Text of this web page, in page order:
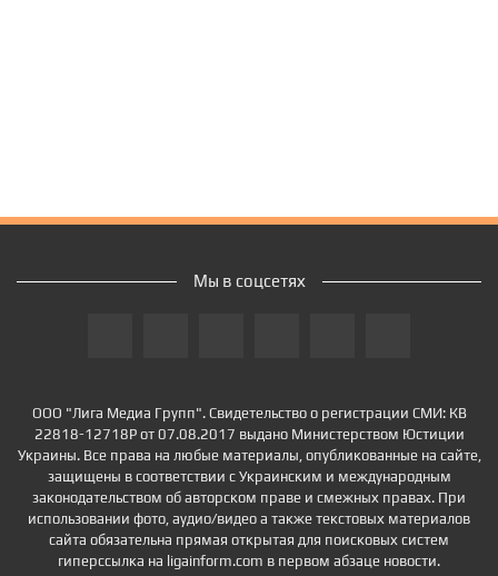
ООО "Лига Медиа Групп". Свидетельство о регистрации СМИ: КВ
22818-12718Р от 07.08.2017 выдано Министерством Юстиции
Украины. Все права на любые материалы, опубликованные на сайте,
защищены в соответствии с Украинским и международным
законодательством об авторском праве и смежных правах. При
использовании фото, аудио/видео а также текстовых материалов
сайта обязательна прямая открытая для поисковых систем
гиперссылка на ligainform.com в первом абзаце новости.
Мы в соцсетях